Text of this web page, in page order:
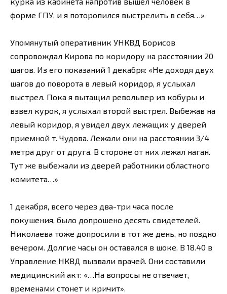
форме ГПУ, и я поторопился выстрелить в себя…»
Упомянутый оперативник УНКВД Борисов
сопровождал Кирова по коридору на расстоянии 20
шагов. Из его показаний 1 декабря: «Не доходя двух
шагов до поворота в левый коридор, я услыхал
выстрел. Пока я вытащил револьвер из кобуры и
взвел курок, я услыхал второй выстрел. Выбежав на
левый коридор, я увидел двух лежащих у дверей
приемной т. Чудова. Лежали они на расстоянии 3/4
метра друг от друга. В стороне от них лежал наган.
Тут же выбежали из дверей работники областного
комитета…»
1 декабря, всего через два-три часа после
покушения, было допрошено десять свидетелей.
Николаева тоже допросили в тот же день, но поздно
вечером. Долгие часы он оставался в шоке. В 18.40 в
Управление НКВД вызвали врачей. Они составили
медицинский акт: «…На вопросы не отвечает,
временами стонет и кричит».